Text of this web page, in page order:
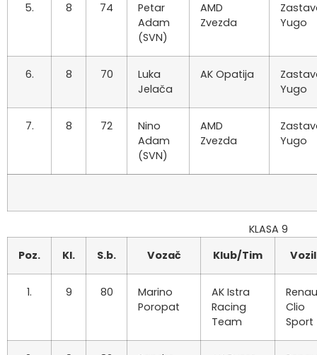
5. 8 74
Petar
Adam
(SVN)
AMD
Zvezda
Yugo
6. 8 70
Luka
Jelača
AK Opatija
Yugo
7. 8 72
Nino
Adam
(SVN)
AMD
Zvezda
Yugo
KLASA 9
Poz.
Kl. S.b. Vozač Klub/Tim
1. 9 80
Marino
Poropat
AK Istra
Racing
Team
Clio
Sport